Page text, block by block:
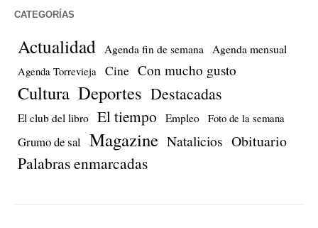
CATEGORÍAS
Actualidad Agenda fin de semana Agenda mensual
Agenda Torrevieja Cine Con mucho gusto
Cultura Deportes Destacadas
El club del libro El tiempo Empleo Foto de la semana
Grumo de sal Magazine Natalicios Obituario
Palabras enmarcadas